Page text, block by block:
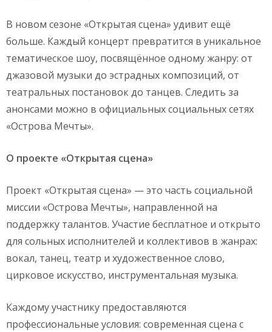
В новом сезоне «Открытая сцена» удивит ещё
больше. Каждый концерт превратится в уникальное
тематическое шоу, посвящённое одному жанру: от
джазовой музыки до эстрадных композиций, от
театральных постановок до танцев. Следить за
анонсами можно в официальных социальных сетях
«Острова Мечты».
О проекте «Открытая сцена»
Проект «Открытая сцена» — это часть социальной
миссии «Острова Мечты», направленной на
поддержку талантов. Участие бесплатное и открыто
для сольных исполнителей и коллективов в жанрах:
вокал, танец, театр и художественное слово,
цирковое искусство, инструментальная музыка.
Каждому участнику предоставляются
профессиональные условия: современная сцена с